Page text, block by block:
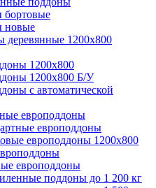
бортовые
новые
деревянные 1200х800
1200х800
1200х800 Б/У
с автоматической
европоддоны
европоддоны
европоддоны 1200х800
европоддоны
поддоны до 1 200 кг